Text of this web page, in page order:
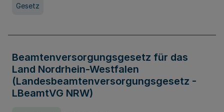
Gesetz
Beamtenversorgungsgesetz für das
Land Nordrhein-Westfalen
(Landesbeamtenversorgungsgesetz -
LBeamtVG NRW)